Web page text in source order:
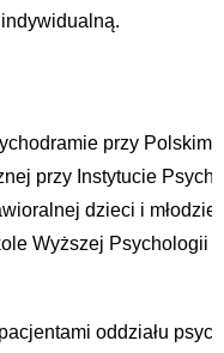
przy
przy Instytucie
dzieci i
Wyższej Psychologii
oddziału